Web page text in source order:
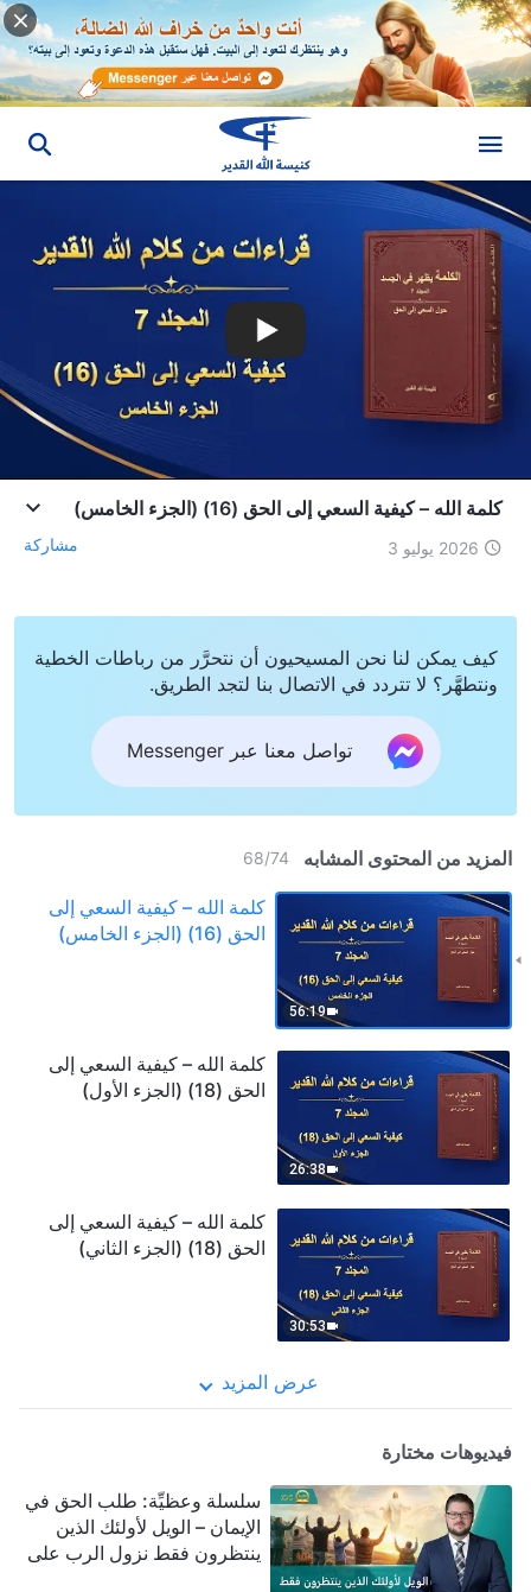
كلمة الله – كيفية السعي إلى الحق (16) (الجزء الخامس)
2026 يوليو 3 مشاركة
كيف يمكن لنا نحن المسيحيون أن نتحرَّر من رباطات الخطية
ونتطهَّر؟ لا تتردد في الاتصال بنا لتجد الطريق.
تواصل معنا عبر Messenger
المزيد من المحتوى المشابه 68/74
56:19
كلمة الله – كيفية السعي إلى
الحق (16) (الجزء الخامس)
26:38
كلمة الله – كيفية السعي إلى
الحق (18) (الجزء الأول)
30:53
كلمة الله – كيفية السعي إلى
الحق (18) (الجزء الثاني)
عرض المزيد
فيديوهات مختارة
سلسلة وعظيِّة: طلب الحق في
الإيمان – الويل لأولئك الذين
ينتظرون فقط نزول الرب على